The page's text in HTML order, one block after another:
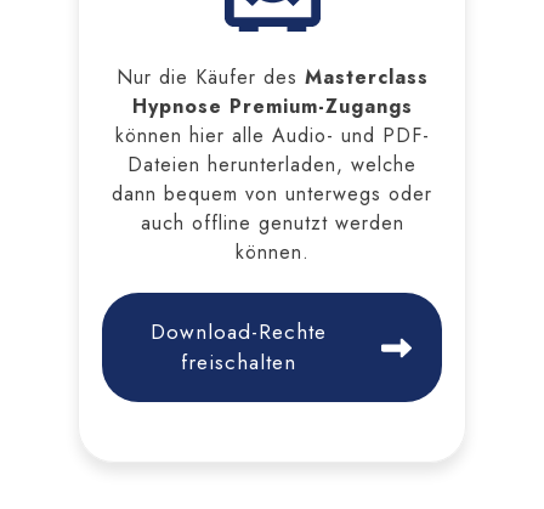
Nur die Käufer des Masterclass
Hypnose Premium-Zugangs
können hier alle Audio- und PDF-
Dateien herunterladen, welche
dann bequem von unterwegs oder
auch offline genutzt werden
können.
Download-Rechte
freischalten